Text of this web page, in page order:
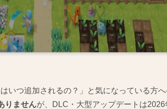
はいつ追加されるの？」と気になっている方
りませんが、DLC・大型アップデートは